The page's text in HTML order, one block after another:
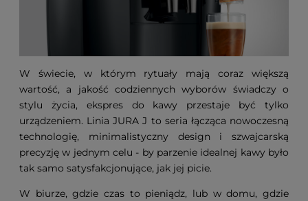
W świecie, w którym rytuały mają coraz większą
wartość, a jakość codziennych wyborów świadczy o
stylu życia, ekspres do kawy przestaje być tylko
urządzeniem. Linia JURA J to seria łącząca nowoczesną
technologię, minimalistyczny design i szwajcarską
precyzję w jednym celu - by parzenie idealnej kawy było
tak samo satysfakcjonujące, jak jej picie.
W biurze, gdzie czas to pieniądz, lub w domu, gdzie